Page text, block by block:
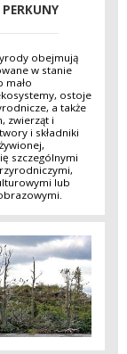
obejmują
w stanie
mało
ostoje
a także
zwierząt i
i składniki
szczególnymi
lub